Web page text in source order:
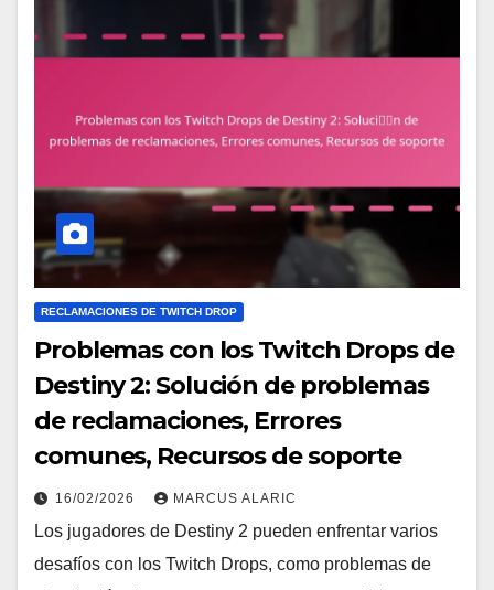
RECLAMACIONES DE TWITCH DROP
Problemas con los Twitch Drops de
Destiny 2: Solución de problemas
de reclamaciones, Errores
comunes, Recursos de soporte
16/02/2026 MARCUS ALARIC
Los jugadores de Destiny 2 pueden enfrentar varios
desafíos con los Twitch Drops, como problemas de